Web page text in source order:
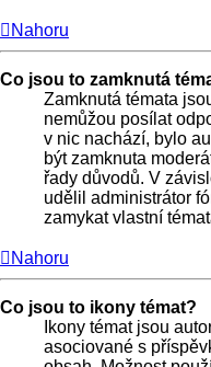
Nahoru
Co jsou to zamknutá
Zamknutá témata
nemůžou posílat
v nic nachází, bylo
být zamknuta
řady důvodů. V
udělil administrátor
zamykat vlastní
Nahoru
Co jsou to ikony témat?
Ikony témat jsou
asociované s